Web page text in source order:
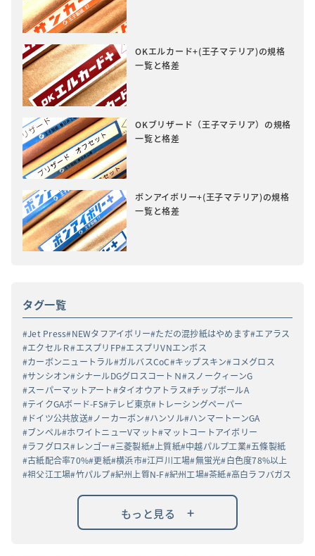
OKエルカード+(王子マテリア)の規格
一覧と格差
OKブリザード（王子マテリア）の規格
一覧と格差
ボンアイボリー+(王子マテリア)の規格
一覧と格差
タグ一覧
Jet Press NEWタフアイボリー ただの混抄紙はやめます エアラス
エクセルＲ エスプリFP エスプリVNエンボス
カーボンニュートラル ガルバスCoC キップスキン コメグロス
サンシオン シナールDGグロスコートＮ スノークィーンG
スーパーマットアート タイオウアトラス チップボールA
テイクGAボード-FS テレビ東京
トレーシングペーパー
ドイツ公共放送 ノーカーボン ハンソル ハンマートーンGA
ブンペル ホワイトニューVマット マットコートアイボリー
ラフグロス レンゴー 三菱製紙 上質紙 中越パルプ工業 五條製紙
古紙配合率70% 更紙 横浜市 江戸川工場 無蛍光 白色度78%以上
祖父江工場 竹パルプ 紀州上質N-F 紀州工場 茶紙 高白ラフバガス
もっと見る +